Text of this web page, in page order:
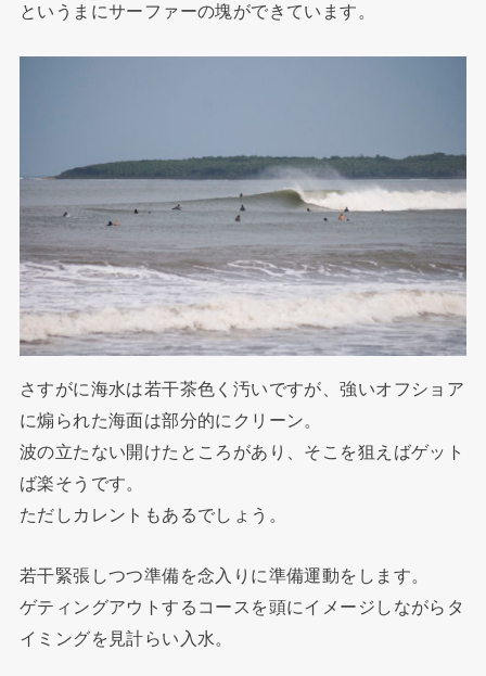
というまにサーファーの塊ができています。
さすがに海水は若干茶色く汚いですが、強いオフショア
に煽られた海面は部分的にクリーン。
波の立たない開けたところがあり、そこを狙えばゲット
ば楽そうです。
ただしカレントもあるでしょう。
若干緊張しつつ準備を念入りに準備運動をします。
ゲティングアウトするコースを頭にイメージしながらタ
イミングを見計らい入水。